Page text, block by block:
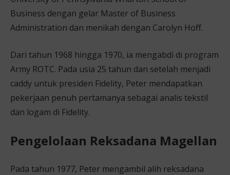
Business dengan gelar Master of Business
Administration dan menikah dengan Carolyn Hoff.
Dari tahun 1968 hingga 1970, ia mengabdi di program
Army ROTC. Pada usia 25 tahun dan setelah menjadi
caddy untuk presiden Fidelity, Peter mendapatkan
pekerjaan penuh pertamanya sebagai analis tekstil
dan logam di Fidelity.
Pengelolaan Reksadana Magellan
Pada tahun 1977, Peter mengambil alih reksadana